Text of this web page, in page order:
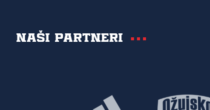
Naši partneri